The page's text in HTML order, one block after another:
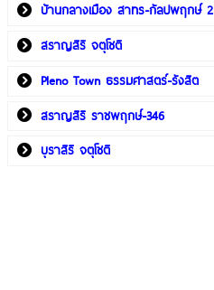
บ้านกลางเมือง สาทร-กัลปพฤกษ์ 2
สราญสิริ จตุโชติ
Pleno Town ธรรมศาสตร์-รังสิต
สราญสิริ ราชพฤกษ์-346
บุราสิริ จตุโชติ